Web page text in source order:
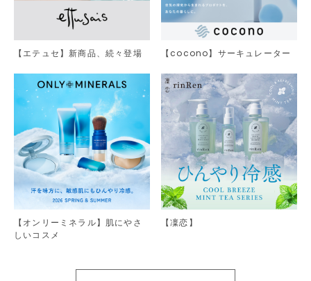
【エテュセ】新商品、続々登場 【cocono】サーキュレーター
【オンリーミネラル】肌にやさ
しいコスメ
【凜恋】